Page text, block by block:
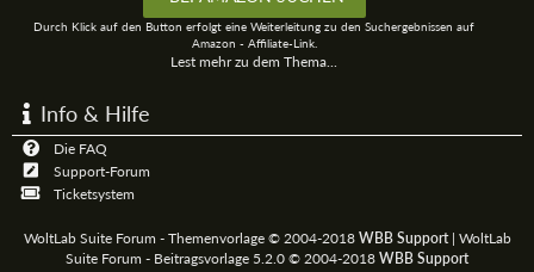
Durch Klick auf den Button erfolgt eine Weiterleitung zu den Suchergebnissen auf
Amazon - Affiliate-Link.
Lest mehr zu dem Thema...
Info & Hilfe
Die FAQ
Support-Forum
Ticketsystem
WoltLab Suite Forum - Themenvorlage © 2004-2018 WBB Support| WoltLab
Suite Forum - Beitragsvorlage 5.2.0 © 2004-2018 WBB Support